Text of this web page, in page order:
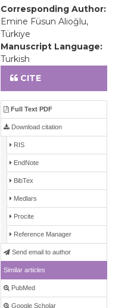
Corresponding Author:
Emine Füsun Alioğlu,
Türkiye
Manuscript Language:
Turkish
CITE
Full Text PDF
Download citation
RIS
EndNote
BibTex
Medlars
Procite
Reference Manager
Send email to author
Similar articles
PubMed
Google Scholar